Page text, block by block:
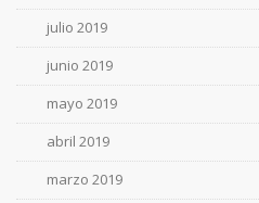
julio 2019
junio 2019
mayo 2019
abril 2019
marzo 2019